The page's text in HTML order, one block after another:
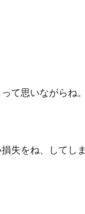
て思いながらね。
失をね、してしま